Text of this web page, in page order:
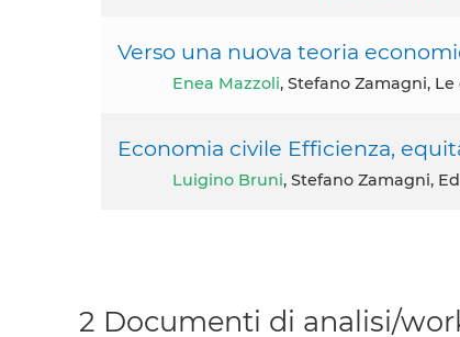
Verso una nuova teoria
Enea Mazzoli, Stefano Zamagni,
Economia civile Efficienza,
Luigino Bruni, Stefano Zamagni,
2 Documenti di analisi/